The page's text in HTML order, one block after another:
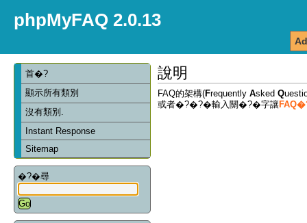
phpMyFAQ 2.0.13
首�?
顯示所有類別
沒有類別.
Instant Response
Sitemap
�?�尋
說明
FAQ的架構(Frequently Asked Q
或者�?�?�輸入關�?�字讓